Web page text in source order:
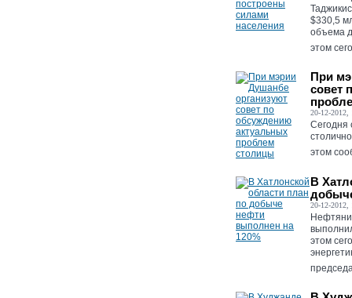
$330,5
объема
этом
При
совет
20-12-2012,
Сегодня
этом
В
20-12-2012,
этом